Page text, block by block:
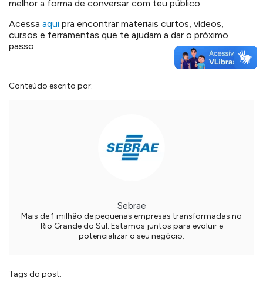
melhor a forma de conversar com teu público.
Acessa aqui pra encontrar materiais curtos, vídeos,
cursos e ferramentas que te ajudam a dar o próximo
passo.
Conteúdo escrito por:
Sebrae
Mais de 1 milhão de pequenas empresas transformadas no
Rio Grande do Sul. Estamos juntos para evoluir e
potencializar o seu negócio.
Tags do post: